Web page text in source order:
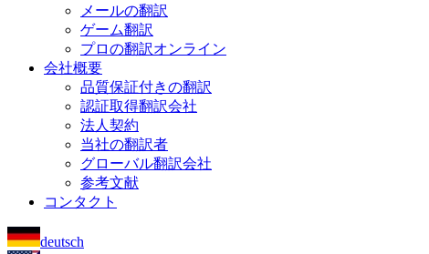
メールの翻訳
ゲーム翻訳
プロの翻訳オンライン
会社概要
品質保証付きの翻訳
認証取得翻訳会社
法人契約
当社の翻訳者
グローバル翻訳会社
参考文献
コンタクト
deutsch